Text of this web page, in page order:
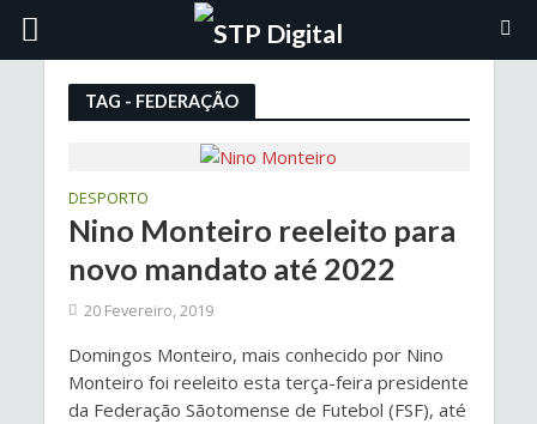
TAG - FEDERAÇÃO
DESPORTO
Nino Monteiro reeleito para
novo mandato até 2022
20 Fevereiro, 2019
Domingos Monteiro, mais conhecido por Nino
Monteiro foi reeleito esta terça-feira presidente
da Federação Sãotomense de Futebol (FSF), até